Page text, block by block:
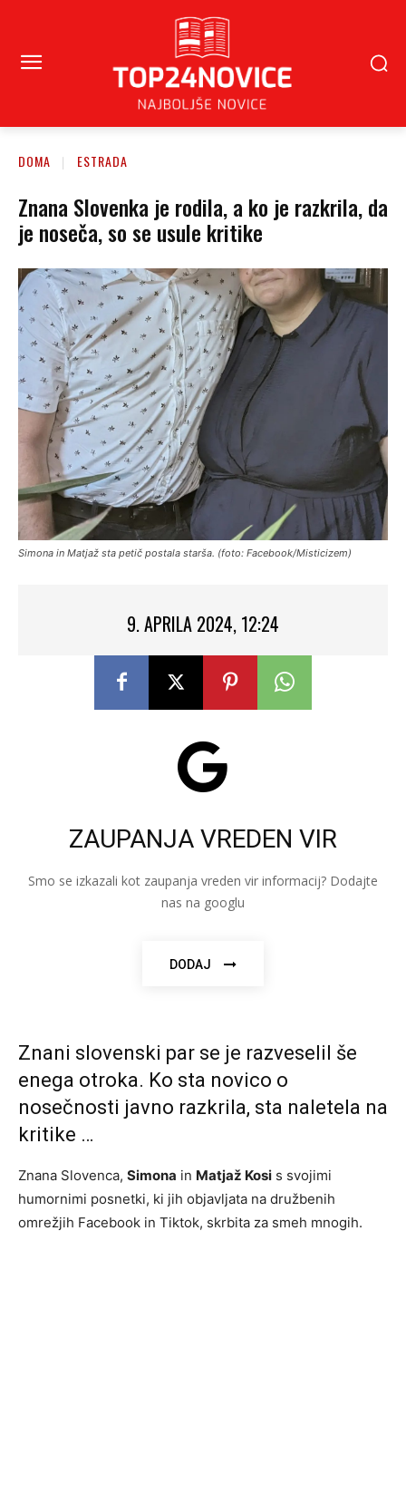
DOMA ESTRADA
Znana Slovenka je rodila, a ko je razkrila, da
je noseča, so se usule kritike
Simona in Matjaž sta petič postala starša. (foto: Facebook/Misticizem)
9. APRILA 2024, 12:24
ZAUPANJA VREDEN VIR
Smo se izkazali kot zaupanja vreden vir informacij? Dodajte
nas na googlu
DODAJ
Znani slovenski par se je razveselil še
enega otroka. Ko sta novico o
nosečnosti javno razkrila, sta naletela na
kritike …
Znana Slovenca, Simona in Matjaž Kosi s svojimi
humornimi posnetki, ki jih objavljata na družbenih
omrežjih Facebook in Tiktok, skrbita za smeh mnogih.